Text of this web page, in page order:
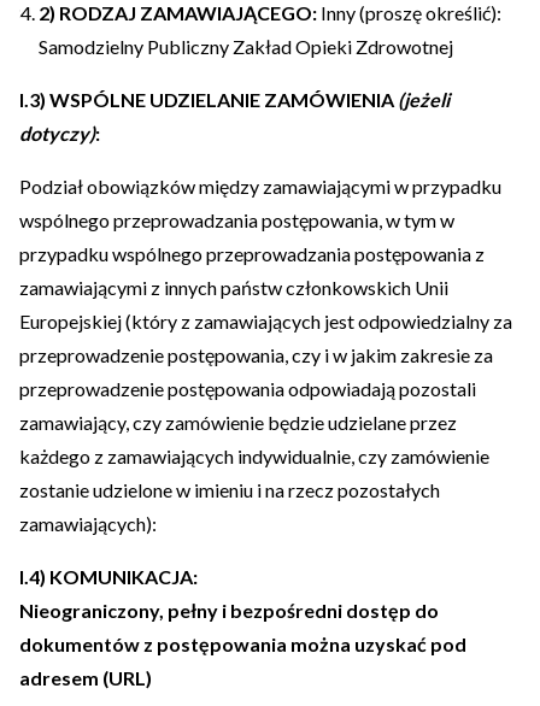
2) RODZAJ ZAMAWIAJĄCEGO: Inny (proszę określić):
Samodzielny Publiczny Zakład Opieki Zdrowotnej
I.3) WSPÓLNE UDZIELANIE ZAMÓWIENIA (jeżeli
dotyczy):
Podział obowiązków między zamawiającymi w przypadku
wspólnego przeprowadzania postępowania, w tym w
przypadku wspólnego przeprowadzania postępowania z
zamawiającymi z innych państw członkowskich Unii
Europejskiej (który z zamawiających jest odpowiedzialny za
przeprowadzenie postępowania, czy i w jakim zakresie za
przeprowadzenie postępowania odpowiadają pozostali
zamawiający, czy zamówienie będzie udzielane przez
każdego z zamawiających indywidualnie, czy zamówienie
zostanie udzielone w imieniu i na rzecz pozostałych
zamawiających):
I.4) KOMUNIKACJA:
Nieograniczony, pełny i bezpośredni dostęp do
dokumentów z postępowania można uzyskać pod
adresem (URL)